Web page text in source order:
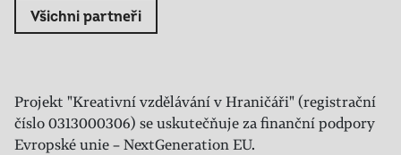
Všichni partneři
Projekt "Kreativní vzdělávání v Hraničáři" (registrační
číslo 0313000306) se uskutečňuje za finanční podpory
Evropské unie – NextGeneration EU.